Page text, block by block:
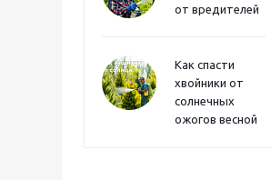
от вредителей
Как спасти
хвойники от
солнечных
ожогов весной